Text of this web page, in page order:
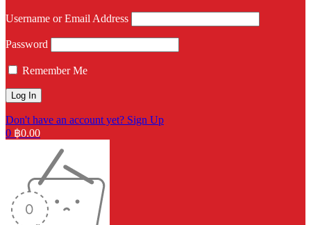
Username or Email Address
Password
Remember Me
Don't have an account yet? Sign Up
0 ฿0.00